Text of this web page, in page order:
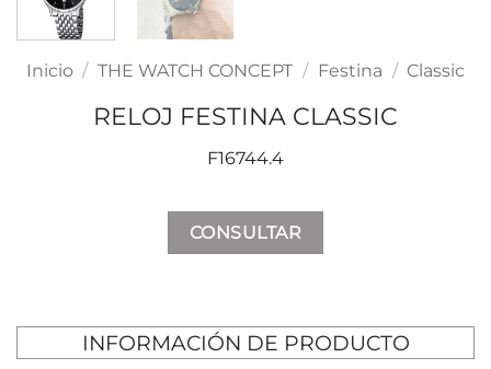
Inicio / THE WATCH CONCEPT / Festina / Classic
RELOJ FESTINA CLASSIC
F16744.4
CONSULTAR
INFORMACIÓN DE PRODUCTO